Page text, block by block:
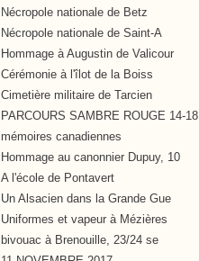
Nécropole nationale de Betz
Nécropole nationale de Saint-A
Hommage à Augustin de Valicour
Cérémonie à l'îlot de la Boiss
Cimetière militaire de Tarcien
PARCOURS SAMBRE ROUGE 14-18
mémoires canadiennes
Hommage au canonnier Dupuy, 10
A l'école de Pontavert
Un Alsacien dans la Grande Gue
Uniformes et vapeur à Mézières
bivouac à Brenouille, 23/24 se